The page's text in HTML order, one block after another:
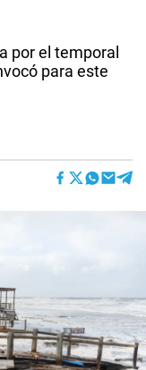
por el temporal
para este